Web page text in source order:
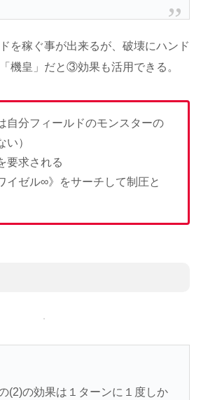
を稼ぐ事が出来るが、破壊にハンド
機皇」だと③効果も活用できる。
分フィールドのモンスターの
い）
要求される
ゼル∞》をサーチして制圧と
(2)の効果は１ターンに１度しか